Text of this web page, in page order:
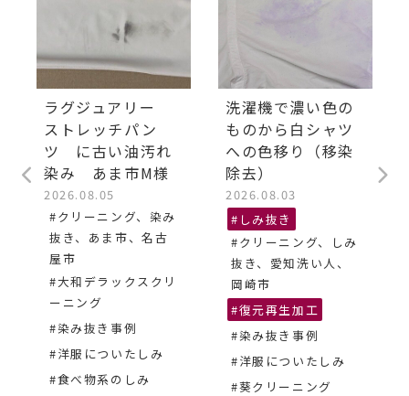
ラグジュアリー
ストレッチパン
ツ に古い油汚れ
染み あま市M様
2026.08.05
#クリーニング、染み
抜き、あま市、名古
屋市
#大和デラックスクリ
ーニング
#染み抜き事例
#洋服についたしみ
#食べ物系のしみ
洗濯機で濃い色の
ものから白シャツ
への色移り（移染
除去）
2026.08.03
#しみ抜き
#クリーニング、しみ
抜き、愛知洗い人、
岡崎市
#復元再生加工
#染み抜き事例
#洋服についたしみ
#葵クリーニング